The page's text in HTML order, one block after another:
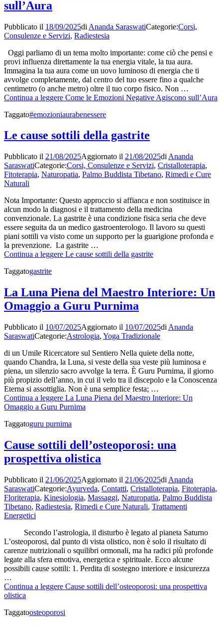
sull’Aura
Pubblicato il 18/09/2025di Ananda SaraswatiCategorie:Corsi,
Consulenze e Servizi, Radiestesia
Oggi parliamo di un tema molto importante: come ciò che pensi e
provi influenza direttamente la tua energia vitale, la tua aura.
Immagina la tua aura come un uovo luminoso di energia che ti
avvolge completamente, dal centro del tuo essere fino a qualche
centimetro (o anche metro) oltre il tuo corpo fisico. Non …
Continua a leggere Come le Emozioni Negative Agiscono sull’Aura
Taggato#emozioniaurabenessere
Le cause sottili della gastrite
Pubblicato il 21/08/2025Aggiornato il 21/08/2025di Ananda
SaraswatiCategorie:Corsi, Consulenze e Servizi, Cristalloterapia,
Fitoterapia, Naturopatia, Palmo Buddista Tibetano, Rimedi e Cure
Naturali
Nota Importante: Questo approccio si affianca e non sostituisce in
alcun modo la diagnosi e il trattamento della medicina
convenzionale. La gastrite è una condizione fisica seria che deve
essere seguita da un medico gastroenterologo. Il lavoro su questi
piani sottili va visto come un supporto per la guarigione profonda e
la prevenzione. La gastrite …
Continua a leggere Le cause sottili della gastrite
Taggatogastrite
La Luna Piena del Maestro Interiore: Un
Omaggio a Guru Purnima
Pubblicato il 10/07/2025Aggiornato il 10/07/2025di Ananda
SaraswatiCategorie:Astrologia, Yoga Tradizionale
di un Umile Ricercatore sul Sentiero Nella quiete della notte,
quando Chandra, la Luna, si veste della sua veste più luminosa e
piena, un silenzio sacro avvolge la terra. È Guru Purnima, il giorno
più propizio dell’anno, in cui il velo tra il discepolo e la Conoscenza
Eterna si assottiglia. Non è una semplice festa; …
Continua a leggere La Luna Piena del Maestro Interiore: Un
Omaggio a Guru Purnima
Taggatoguru purnima
Cause sottili dell’osteoporosi: una
prospettiva olistica
Pubblicato il 21/06/2025Aggiornato il 21/06/2025di Ananda
SaraswatiCategorie:Ayurveda, Contatti, Cristalloterapia, Fitoterapia,
Floriterapia, Kinesiologia, Massaggi, Naturopatia, Palmo Buddista
Tibetano, Radiestesia, Rimedi e Cure Naturali, Trattamenti
Energetici
Secondo l’astrologia, il disturbo è legato al pianeta Saturno
L’osteoporosi, dal punto di vista olistico, non è solo il risultato di
carenze nutrizionali o squilibri ormonali, ma ha radici più profonde
legate alla sfera emotiva, energetica e spirituale. Ecco alcune
possibili cause sottili: 1. Perdita di sostegno interiore e insicurezza
…
Continua a leggere Cause sottili dell’osteoporosi: una prospettiva
olistica
Taggatoosteoporosi